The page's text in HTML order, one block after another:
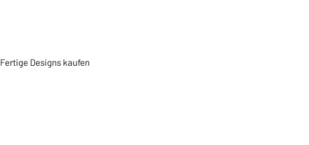
Fertige Designs kaufen